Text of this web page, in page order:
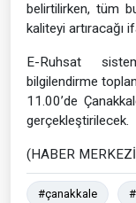
belirtilirken, tüm
kaliteyi artıracağı
E-Ruhsat
bilgilendirme
11.00’de
gerçekleştirilecek.
(HABER
#çanakkale